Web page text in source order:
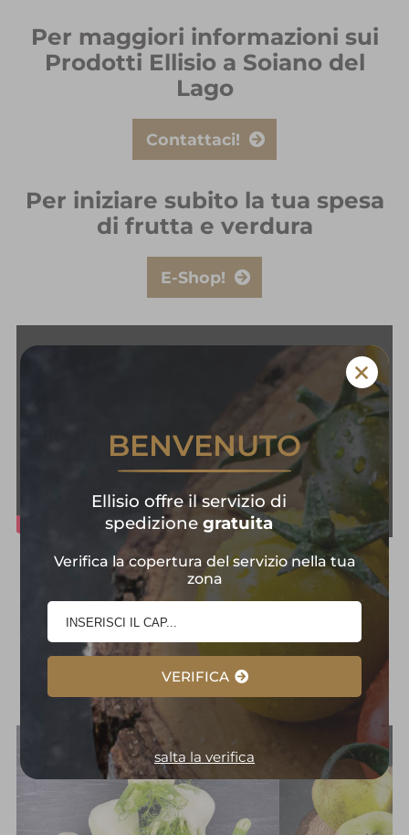
Per maggiori informazioni sui
Prodotti Ellisio a Soiano del
Lago
Contattaci!
Per iniziare subito la tua spesa
di frutta e verdura
E-Shop!
Frutta e Verdura in
Primo Piano:
Selezione
d'Eccellenza
BENVENUTO
Ellisio offre il servizio di
spedizione gratuita
Verifica la copertura del servizio nella tua
zona
VERIFICA
salta la verifica